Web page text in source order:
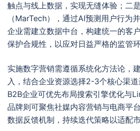
触点与线上数据，实现无缝体验；二
（MarTech），通过AI预测用户行为
企业需建立数据中台，构建统一的客
保护合规性，以应对日益严格的监管环
实施数字营销需遵循系统化方法论，
入，结合企业资源选择2-3个核心渠道
B2B企业可优先布局搜索引擎优化与
品牌则可聚焦社媒内容营销与电商平
数据反馈机制，持续迭代策略以适配市